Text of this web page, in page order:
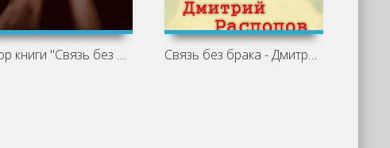
Обзор книги "Связь без брака" - Дмитрий Связь без брака - Дмитрий Распопов